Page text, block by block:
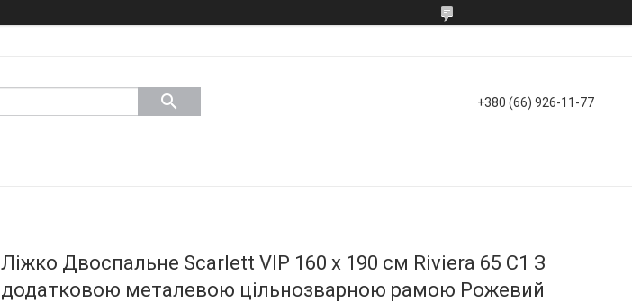
+380 (66) 926-11-77
Ліжко Двоспальне Scarlett VIP 160 х 190 см Riviera 65 С1 З
додатковою металевою цільнозварною рамою Рожевий